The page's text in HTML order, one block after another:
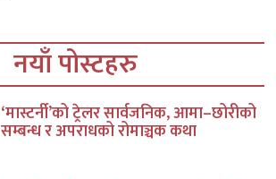
नयाँ पोस्टहरु
‘मास्टर्नी’को ट्रेलर सार्वजनिक, आमा–छोरीको
सम्बन्ध र अपराधको रोमाञ्चक कथा